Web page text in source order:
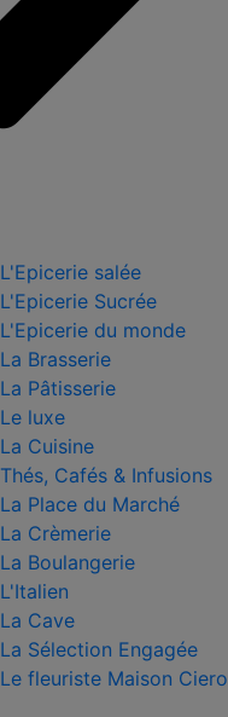
L'Epicerie salée
L'Epicerie Sucrée
L'Epicerie du monde
La Brasserie
La Pâtisserie
Le luxe
La Cuisine
Thés, Cafés & Infusions
La Place du Marché
La Crèmerie
La Boulangerie
L'Italien
La Cave
La Sélection Engagée
Le fleuriste Maison Ciero